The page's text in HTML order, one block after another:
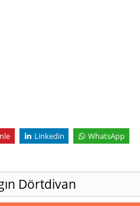
Linkedin WhatsApp
Dörtdivan